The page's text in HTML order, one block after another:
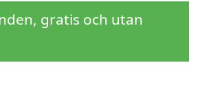
gratis och utan